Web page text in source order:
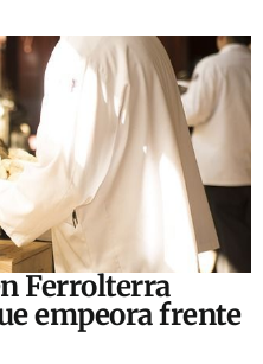
Ferrolterra
empeora frente